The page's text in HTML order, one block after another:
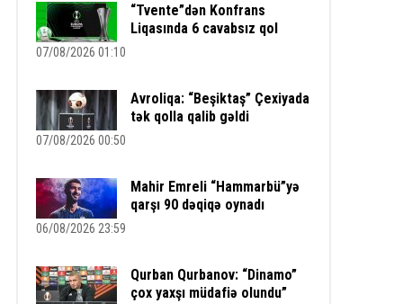
“Tvente”dən Konfrans
Liqasında 6 cavabsız qol
07/08/2026 01:10
Avroliqa: “Beşiktaş” Çexiyada
tək qolla qalib gəldi
07/08/2026 00:50
Mahir Emreli “Hammarbü”yə
qarşı 90 dəqiqə oynadı
06/08/2026 23:59
Qurban Qurbanov: “Dinamo”
çox yaxşı müdafiə olundu”